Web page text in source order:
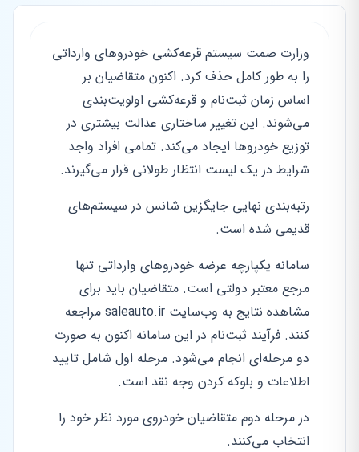
وزارت صمت سیستم قرعه‌کشی خودروهای وارداتی
را به طور کامل حذف کرد. اکنون متقاضیان بر
اساس زمان ثبت‌نام و قرعه‌کشی اولویت‌بندی
می‌شوند. این تغییر ساختاری عدالت بیشتری در
توزیع خودروها ایجاد می‌کند. تمامی افراد واجد
شرایط در یک لیست انتظار طولانی قرار می‌گیرند.
رتبه‌بندی نهایی جایگزین شانس در سیستم‌های
قدیمی شده است.
سامانه یکپارچه عرضه خودروهای وارداتی تنها
مرجع معتبر دولتی است. متقاضیان باید برای
مشاهده نتایج به وب‌سایت saleauto.ir مراجعه
کنند. فرآیند ثبت‌نام در این سامانه اکنون به صورت
دو مرحله‌ای انجام می‌شود. مرحله اول شامل تایید
اطلاعات و بلوکه کردن وجه نقد است.
در مرحله دوم متقاضیان خودروی مورد نظر خود را
انتخاب می‌کنند.